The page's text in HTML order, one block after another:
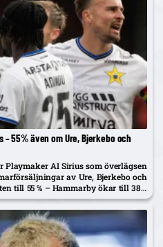
– 55% även om Ure, Bjerkebo och
AI Sirius som överlägsen
av Ure, Bjerkebo och
till 55 % – Hammarby ökar till 38,5